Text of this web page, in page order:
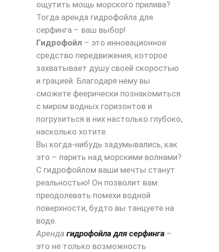
ощутить мощь морского прилива?
Тогда аренда гидрофойла для
серфинга – ваш выбор!
Гидрофойл – это инновационное
средство передвижения, которое
захватывает душу своей скоростью
и грацией. Благодаря нему вы
сможете феерически познакомиться
с миром водных горизонтов и
погрузиться в них настолько глубоко,
насколько хотите.
Вы когда-нибудь задумывались, как
это – парить над морскими волнами?
С гидрофойлом ваши мечты станут
реальностью! Он позволит вам
преодолевать помехи водной
поверхности, будто вы танцуете на
воде.
Аренда гидрофойла для серфинга –
это не только возможность